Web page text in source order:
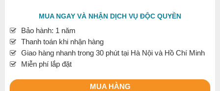
MUA NGAY VÀ NHẬN DỊCH VỤ ĐỘC QUYỀN
Bảo hành: 1 năm
Thanh toán khi nhận hàng
Giao hàng nhanh trong 30 phút tại Hà Nội và Hồ Chí Minh
Miễn phí lắp đặt
MUA HÀNG